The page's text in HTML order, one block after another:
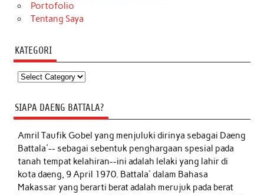
Portofolio
Tentang Saya
KATEGORI
Kategori
SIAPA DAENG BATTALA?
Amril Taufik Gobelyang menjuluki dirinya sebagai Daeng
Battala'-- sebagai sebentuk penghargaan spesial pada
tanah tempat kelahiran--ini adalah lelaki yang lahir di
kota daeng, 9 April 1970. Battala' dalam Bahasa
Makassar yang berarti berat adalah merujuk pada berat